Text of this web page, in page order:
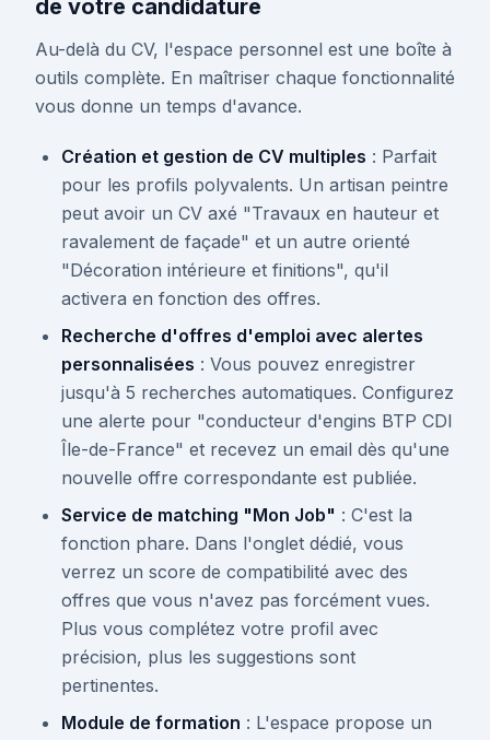
de votre candidature
Au-delà du CV, l'espace personnel est une boîte à
outils complète. En maîtriser chaque fonctionnalité
vous donne un temps d'avance.
Création et gestion de CV multiples : Parfait
pour les profils polyvalents. Un artisan peintre
peut avoir un CV axé "Travaux en hauteur et
ravalement de façade" et un autre orienté
"Décoration intérieure et finitions", qu'il
activera en fonction des offres.
Recherche d'offres d'emploi avec alertes
personnalisées : Vous pouvez enregistrer
jusqu'à 5 recherches automatiques. Configurez
une alerte pour "conducteur d'engins BTP CDI
Île-de-France" et recevez un email dès qu'une
nouvelle offre correspondante est publiée.
Service de matching "Mon Job" : C'est la
fonction phare. Dans l'onglet dédié, vous
verrez un score de compatibilité avec des
offres que vous n'avez pas forcément vues.
Plus vous complétez votre profil avec
précision, plus les suggestions sont
pertinentes.
Module de formation : L'espace propose un